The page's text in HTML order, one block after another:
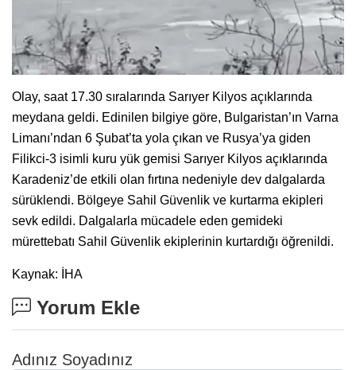
Olay, saat 17.30 sıralarında Sarıyer Kilyos açıklarında
meydana geldi. Edinilen bilgiye göre, Bulgaristan’ın Varna
Limanı’ndan 6 Şubat’ta yola çıkan ve Rusya’ya giden
Filikci-3 isimli kuru yük gemisi Sarıyer Kilyos açıklarında
Karadeniz’de etkili olan fırtına nedeniyle dev dalgalarda
sürüklendi. Bölgeye Sahil Güvenlik ve kurtarma ekipleri
sevk edildi. Dalgalarla mücadele eden gemideki
mürettebatı Sahil Güvenlik ekiplerinin kurtardığı öğrenildi.
Kaynak: İHA
Yorum Ekle
Adınız Soyadınız